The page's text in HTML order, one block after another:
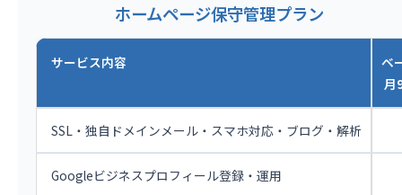
ホームページ保守管理プラン
サービス内容
ベ
月
SSL・独自ドメインメール・スマホ対応・ブログ・解析
Googleビジネスプロフィール登録・運用